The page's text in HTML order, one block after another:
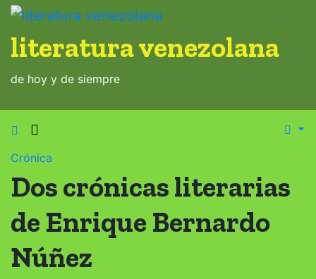
Saltar
contenido
literatura venezolana
de hoy y de siempre
Crónica
Dos crónicas literarias
de Enrique Bernardo
Núñez